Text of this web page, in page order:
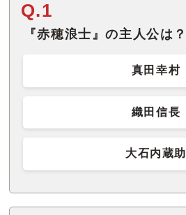
Q.1
『赤穂浪士』の主人公は？
真田幸村
織田信長
大石内蔵助